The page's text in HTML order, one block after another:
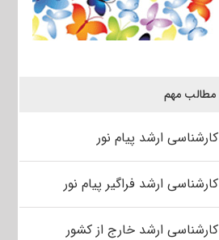
مطالب مهم
کارشناسی ارشد پیام نور
کارشناسی ارشد فراگیر پیام نور
کارشناسی ارشد خارج از کشور